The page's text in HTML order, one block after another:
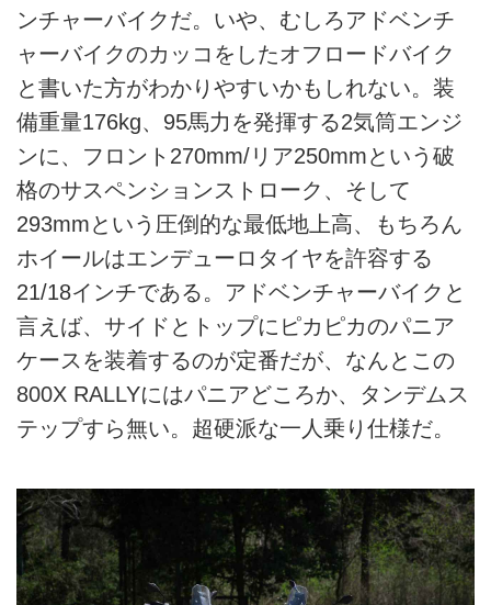
ンチャーバイクだ。いや、むしろアドベンチ
ャーバイクのカッコをしたオフロードバイク
と書いた方がわかりやすいかもしれない。装
備重量176kg、95馬力を発揮する2気筒エンジ
ンに、フロント270mm/リア250mmという破
格のサスペンションストローク、そして
293mmという圧倒的な最低地上高、もちろん
ホイールはエンデューロタイヤを許容する
21/18インチである。アドベンチャーバイクと
言えば、サイドとトップにピカピカのパニア
ケースを装着するのが定番だが、なんとこの
800X RALLYにはパニアどころか、タンデムス
テップすら無い。超硬派な一人乗り仕様だ。